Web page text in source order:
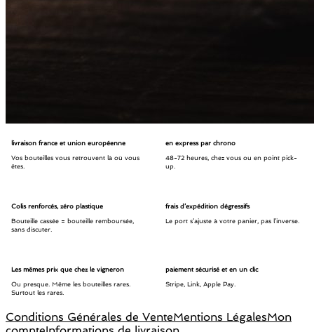
livraison france et union européenne
Vos bouteilles vous retrouvent là où vous
êtes.
en express par chrono
48-72 heures, chez vous ou en point pick-
up.
Colis renforcés, zéro plastique
Bouteille cassée = bouteille remboursée,
sans discuter.
frais d’expédition dégressifs
Le port s’ajuste à votre panier, pas l’inverse.
Les mêmes prix que chez le vigneron
Ou presque. Même les bouteilles rares.
Surtout les rares.
paiement sécurisé et en un clic
Stripe, Link, Apple Pay.
Conditions Générales de VenteMentions LégalesMon